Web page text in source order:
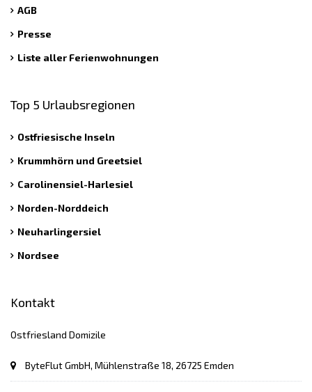
AGB
Presse
Liste aller Ferienwohnungen
Top 5 Urlaubsregionen
Ostfriesische Inseln
Krummhörn und Greetsiel
Carolinensiel-Harlesiel
Norden-Norddeich
Neuharlingersiel
Nordsee
Kontakt
Ostfriesland Domizile
ByteFlut GmbH, Mühlenstraße 18, 26725 Emden